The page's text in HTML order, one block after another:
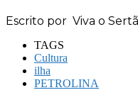
Escrito por Viva o
TAGS
Cultura
ilha
PETROLINA